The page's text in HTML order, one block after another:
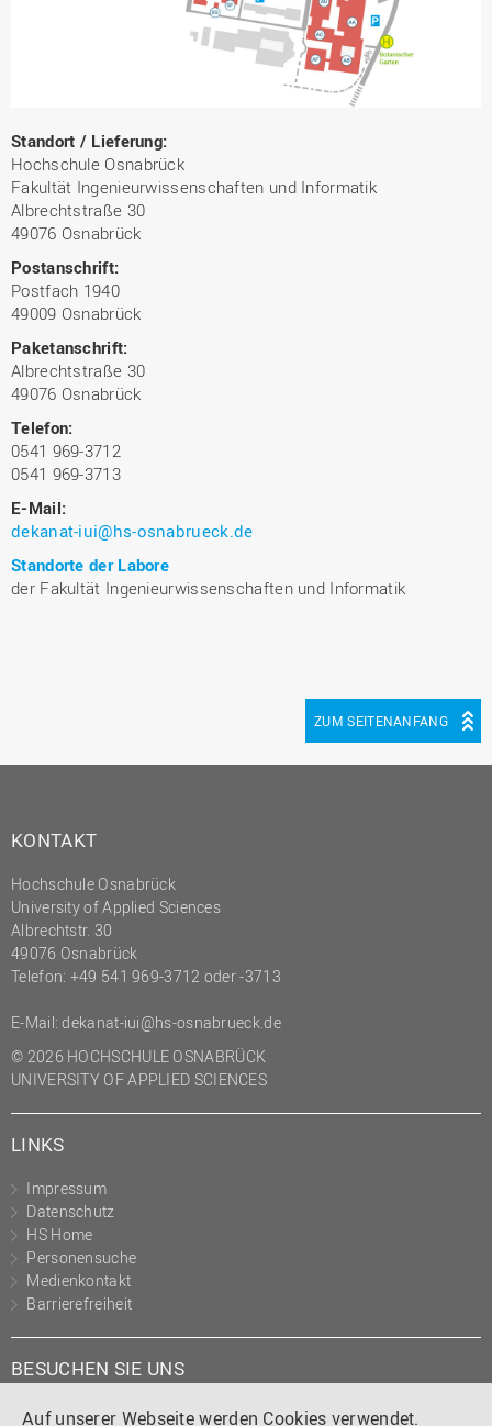
Auf unserer Webseite werden Cookies verwendet.
Standort / Lieferung:
Hochschule Osnabrück
Fakultät Ingenieurwissenschaften und Informatik
Albrechtstraße 30
49076 Osnabrück
Postanschrift:
Postfach 1940
49009 Osnabrück
Paketanschrift:
Albrechtstraße 30
49076 Osnabrück
Telefon:
0541 969-3712
0541 969-3713
E-Mail:
dekanat-iui@hs-osnabrueck.de
Standorte der Labore
der Fakultät Ingenieurwissenschaften und Informatik
ZUM SEITENANFANG
KONTAKT
Hochschule Osnabrück
University of Applied Sciences
Albrechtstr. 30
49076 Osnabrück
Telefon: +49 541 969-3712 oder -3713
E-Mail:dekanat-iui@hs-osnabrueck.de
© 2026 HOCHSCHULE OSNABRÜCK
UNIVERSITY OF APPLIED SCIENCES
LINKS
Impressum
Datenschutz
HS Home
Personensuche
Medienkontakt
Barrierefreiheit
BESUCHEN SIE UNS